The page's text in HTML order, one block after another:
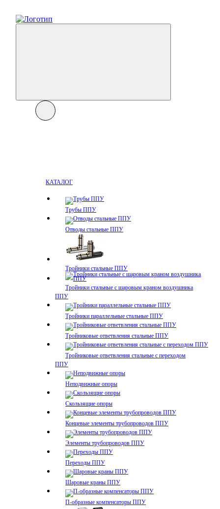
КАТАЛОГ
Трубы ППУ
Отводы стальные ППУ
Тройники стальные ППУ
Тройники стальные с шаровым краном воздушника
ППУ
Тройники параллельные стальные ППУ
Тройниковые ответвления стальные ППУ
Тройниковые ответвления стальные с переходом
ППУ
Неподвижные опоры
Скользящие опоры
Концевые элементы трубопроводов ППУ
Элементы трубопроводов ППУ
Переходы ППУ
Шаровые краны ППУ
П-образные компенсаторы ППУ